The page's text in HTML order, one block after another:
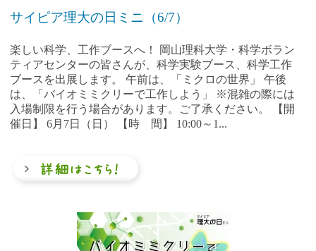
サイピア理大の日ミニ（6/7）
楽しい科学、工作ブースへ！ 岡山理科大学・科学ボラン
ティアセンターの皆さんが、科学実験ブース、科学工作
ブースを出展します。 午前は、「ミクロの世界」 午後
は、「バイオミミクリーで工作しよう」 ※混雑の際には
入場制限を行う場合があります。ご了承ください。 【開
催日】 6月7日（日） 【時 間】 10:00～1...